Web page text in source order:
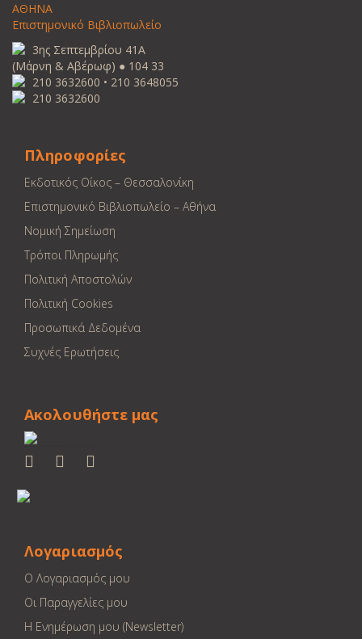
ΑΘΗΝΑ
Επιστημονικό Βιβλιοπωλείο
3ης Σεπτεμβρίου 41Α
(Μάρνη & Αβέρωφ) ● 104 33
210 3632600 • 210 3648055
210 3632600
Πληροφορίες
Εκδοτικός Οίκος – Θεσσαλονίκη
Επιστημονικό Βιβλιοπωλείο – Αθήνα
Νομική Σημείωση
Τρόποι Πληρωμής
Πολιτική Αποστολών
Πολιτική Cookies
Προσωπικά Δεδομένα
Συχνές Ερωτήσεις
Ακολουθήστε μας
Λογαριασμός
Ο Λογαριασμός μου
Οι Παραγγελίες μου
Η Ενημέρωση μου (Newsletter)